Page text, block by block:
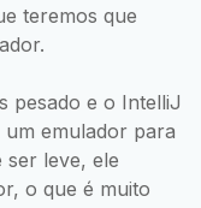
teremos que
pesado e o IntelliJ
emulador para
ser leve, ele
o que é muito